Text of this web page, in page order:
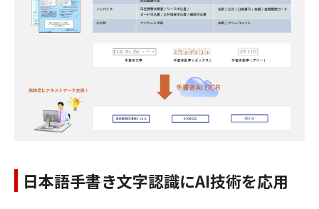
日本語手書き文字認識にAI技術を応用